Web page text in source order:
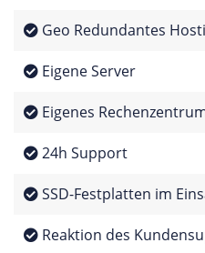
Geo Redundantes
Eigene Server
Eigenes
24h Support
SSD-Festplatten im
Reaktion des